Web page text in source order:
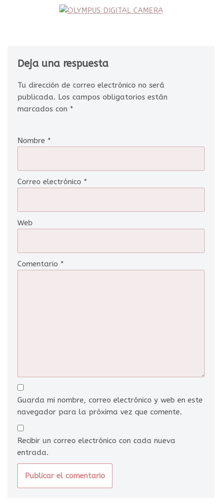
Deja una respuesta
Tu dirección de correo electrónico no será
publicada. Los campos obligatorios están
marcados con *
Nombre *
Correo electrónico *
Web
Comentario *
Guarda mi nombre, correo electrónico y web en este
navegador para la próxima vez que comente.
Recibir un correo electrónico con cada nueva
entrada.